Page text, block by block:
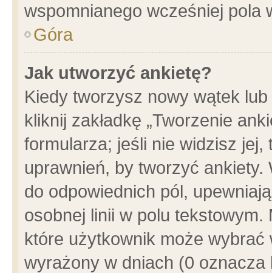
wspomnianego wcześniej pola
Góra
Jak utworzyć ankietę?
Kiedy tworzysz nowy wątek
kliknij zakładkę „Tworzenie
formularza; jeśli nie widzisz
uprawnień, by tworzyć ankiety.
do odpowiednich pól,
osobnej linii w polu
które użytkownik może
wyrażony w dniach (0